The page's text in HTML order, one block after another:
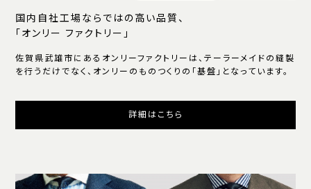
国内自社工場ならではの高い品質、
「オンリー ファクトリー」
佐賀県武雄市にあるオンリーファクトリーは、テーラーメイドの縫製
を行うだけでなく、オンリーのものつくりの「基盤」となっています。
詳細はこちら